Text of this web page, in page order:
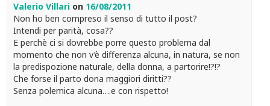
Valerio Villarion 16/08/2011
Non ho ben compreso il senso di tutto il post?
Intendi per parità, cosa??
E perchè ci si dovrebbe porre questo problema dal
momento che non v’è differenza alcuna, in natura, se non
la predispozione naturale, della donna, a partorire!?!?
Che forse il parto dona maggiori diritti??
Senza polemica alcuna….e con rispetto!